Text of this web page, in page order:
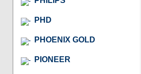
PHD
PHOENIX GOLD
PIONEER